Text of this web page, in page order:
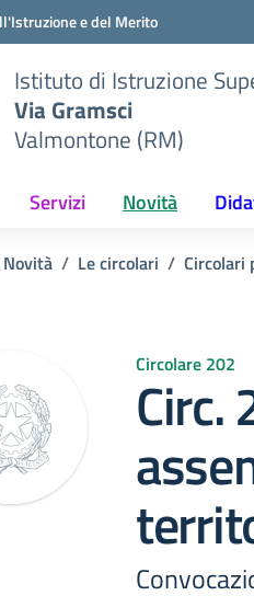
e del Merito
Istituto di Istruzione
Via Gramsci
Valmontone (RM)
Servizi Novità
Novità Le circolari Circolari
Circolare 202
Circ.